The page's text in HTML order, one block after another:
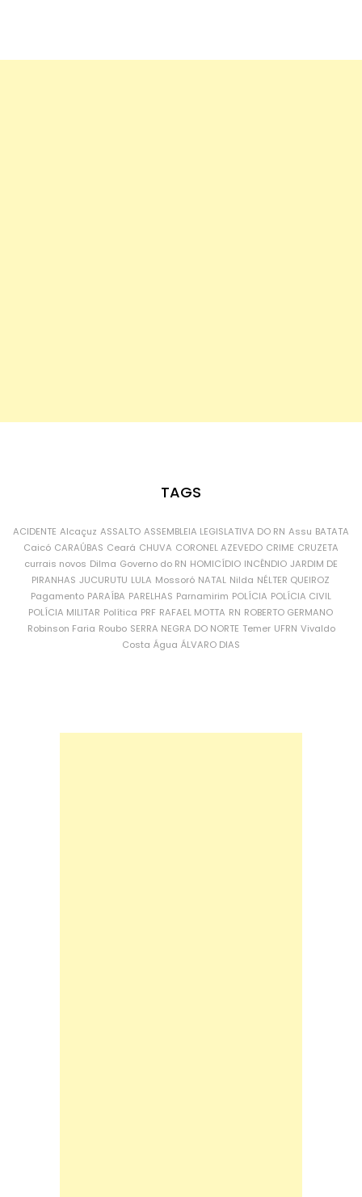
TAGS
ACIDENTE Alcaçuz ASSALTO ASSEMBLEIA LEGISLATIVA DO RN Assu BATATA
Caicó CARAÚBAS Ceará CHUVA CORONEL AZEVEDO CRIME CRUZETA
currais novos Dilma Governo do RN HOMICÍDIO INCÊNDIO JARDIM DE
PIRANHAS JUCURUTU LULA Mossoró NATAL Nilda NÉLTER QUEIROZ
Pagamento PARAÍBA PARELHAS Parnamirim POLÍCIA POLÍCIA CIVIL
POLÍCIA MILITAR Política PRF RAFAEL MOTTA RN ROBERTO GERMANO
Robinson Faria Roubo SERRA NEGRA DO NORTE Temer UFRN Vivaldo
Costa Água ÁLVARO DIAS